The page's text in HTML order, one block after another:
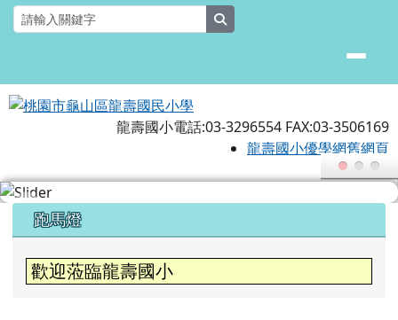
跳至主內容區
桃園市龜山區龍壽國民小學
龍壽國小電話:03-3296554 FAX:03-3506169
龍壽國小優學網舊網頁
上中區域內容
跑馬燈
歡迎蒞臨龍壽國小
頁尾區域